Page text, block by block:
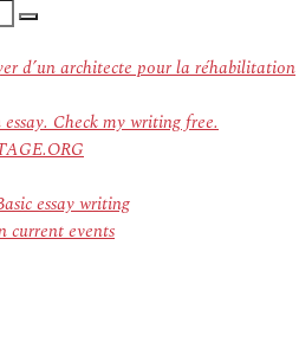
Recherche
d’un architecte pour la réhabilitation
Check my writing free.
essay writing
current events